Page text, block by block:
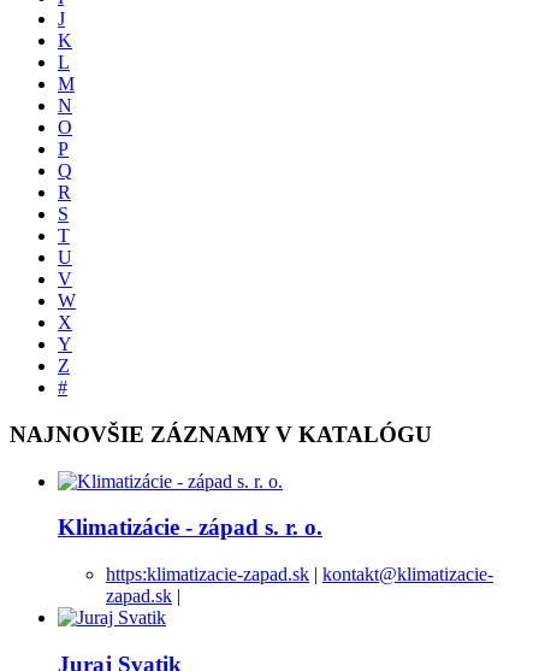
J
K
L
M
N
O
P
Q
R
S
T
U
V
W
X
Y
Z
#
NAJNOVŠIE ZÁZNAMY V KATALÓGU
Klimatizácie - západ s. r. o.
https:klimatizacie-zapad.sk | kontakt@klimatizacie-
zapad.sk |
Juraj Svatik